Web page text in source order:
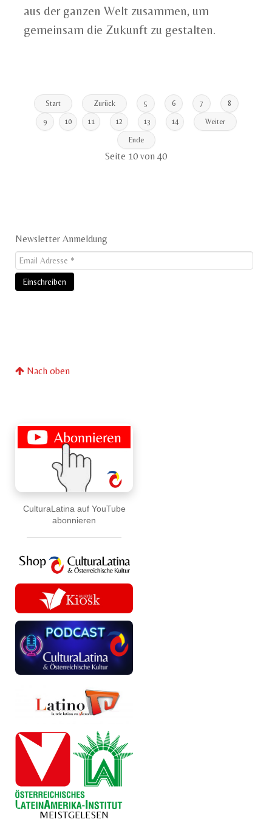
CulturaLatina auf YouTube
abonnieren
MEISTGELESEN
aus der ganzen Welt zusammen, um
gemeinsam die Zukunft zu gestalten.
Start Zurück 5 6 7 8
9 10 11 12 13 14 Weiter
Ende
Seite 10 von 40
Newsletter Anmeldung
Nach oben